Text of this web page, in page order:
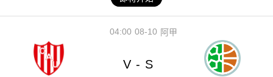
08-10
04:00 阿甲
V - S